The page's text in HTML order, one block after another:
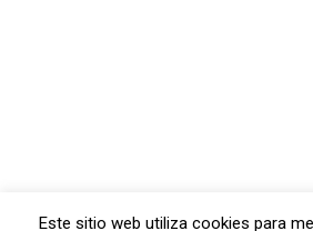
Este sitio web utiliza cookies para